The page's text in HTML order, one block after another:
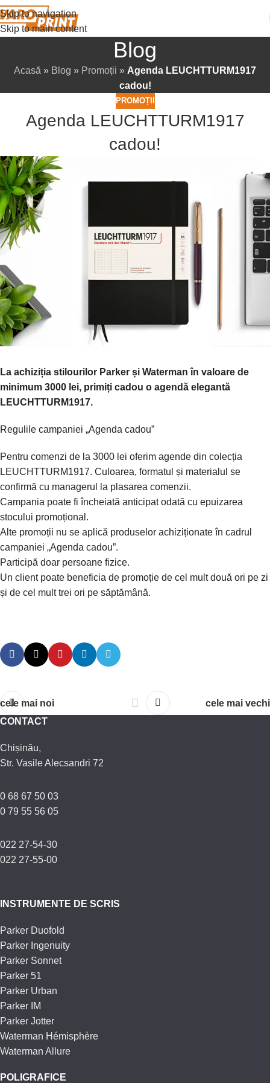
Skip to navigation
Skip to main content
Blog
Acasă » Blog » Promoții » Agenda LEUCHTTURM1917
cadou!
PROMOȚII
Agenda LEUCHTTURM1917
cadou!
La achiziția stilourilor Parker și Waterman în valoare de
minimum 3000 lei, primiți cadou o agendă elegantă
LEUCHTTURM1917.
Regulile campaniei „Agenda cadou”
Pentru comenzi de la 3000 lei oferim agende din colecția
LEUCHTTURM1917. Culoarea, formatul și materialul se
confirmă cu managerul la plasarea comenzii.
Campania poate fi încheiată anticipat odată cu epuizarea
stocului promoțional.
Alte promoții nu se aplică produselor achiziționate în cadrul
campaniei „Agenda cadou”.
Participă doar persoane fizice.
Un client poate beneficia de promoție de cel mult două ori pe zi
și de cel mult trei ori pe săptămână.
cele mai noi
cele mai vechi
CONTACT
Chișinău,
Str. Vasile Alecsandri 72
0 68 67 50 03
0 79 55 56 05
022 27-54-30
022 27-55-00
INSTRUMENTE DE SCRIS
Parker Duofold
Parker Ingenuity
Parker Sonnet
Parker 51
Parker Urban
Parker IM
Parker Jotter
Waterman Hémisphère
Waterman Allure
POLIGRAFICE